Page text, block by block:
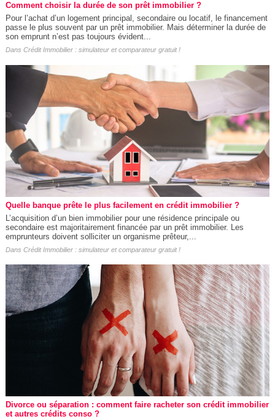
Comment choisir la durée de son prêt immobilier ?
Pour l’achat d’un logement principal, secondaire ou locatif, le financement
passe le plus souvent par un prêt immobilier. Mais déterminer la durée de
son emprunt n’est pas toujours évident...
Dans Crédit Immobilier : simulateur et comparateur gratuit !
Quelle banque prête le plus facilement en crédit immobilier ?
L’acquisition d’un bien immobilier pour une résidence principale ou
secondaire est majoritairement financée par un prêt immobilier. Les
emprunteurs doivent solliciter un organisme prêteur,...
Dans Crédit Immobilier : simulateur et comparateur gratuit !
Divorce ou séparation : comment faire racheter son crédit immobilier
et autres crédits conso ?